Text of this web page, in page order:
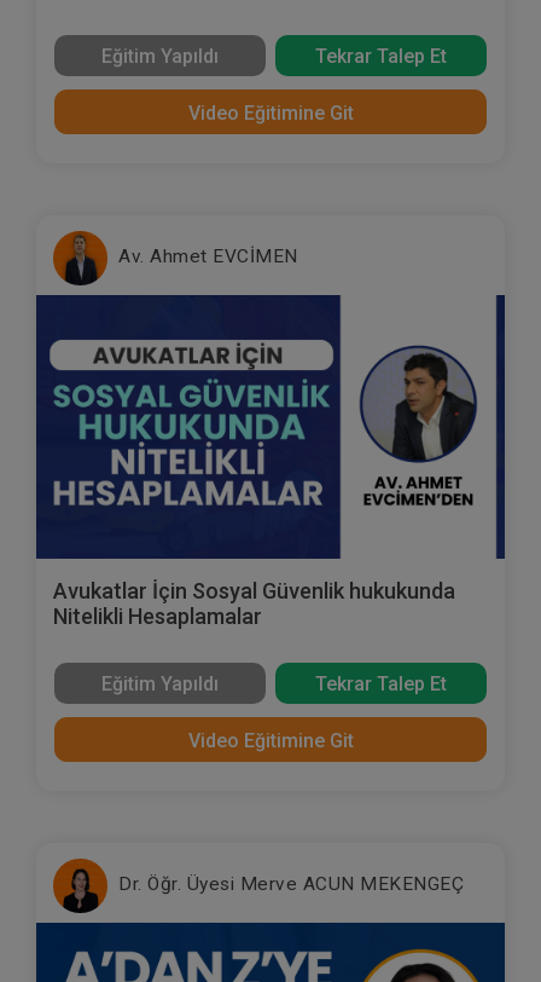
Eğitim Yapıldı Tekrar Talep Et
Video Eğitimine Git
Av. Ahmet EVCİMEN
Avukatlar İçin Sosyal Güvenlik hukukunda
Nitelikli Hesaplamalar
Eğitim Yapıldı Tekrar Talep Et
Video Eğitimine Git
Dr. Öğr. Üyesi Merve ACUN MEKENGEÇ